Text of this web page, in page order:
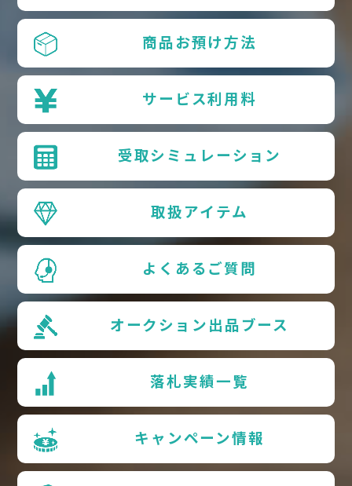
商品お預け方法
サービス利用料
受取シミュレーション
取扱アイテム
よくあるご質問
オークション出品ブース
落札実績一覧
キャンペーン情報